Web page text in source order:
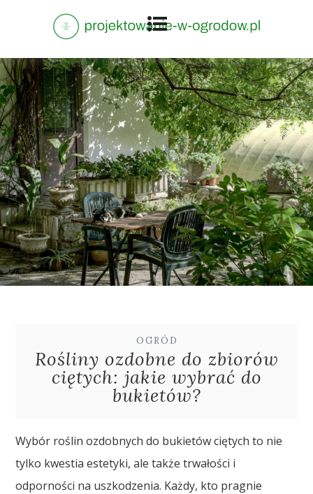
OGRÓD
Rośliny ozdobne do zbiorów
ciętych: jakie wybrać do
bukietów?
Wybór roślin ozdobnych do bukietów ciętych to nie
tylko kwestia estetyki, ale także trwałości i
odporności na uszkodzenia. Każdy, kto pragnie